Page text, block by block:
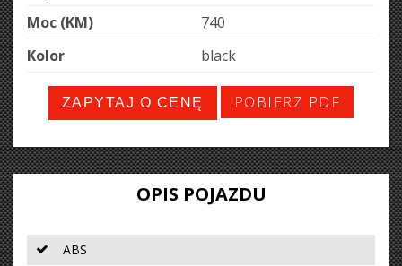
Moc (KM)
740
Kolor
black
ZAPYTAJ O CENĘ POBIERZ PDF
OPIS POJAZDU
ABS